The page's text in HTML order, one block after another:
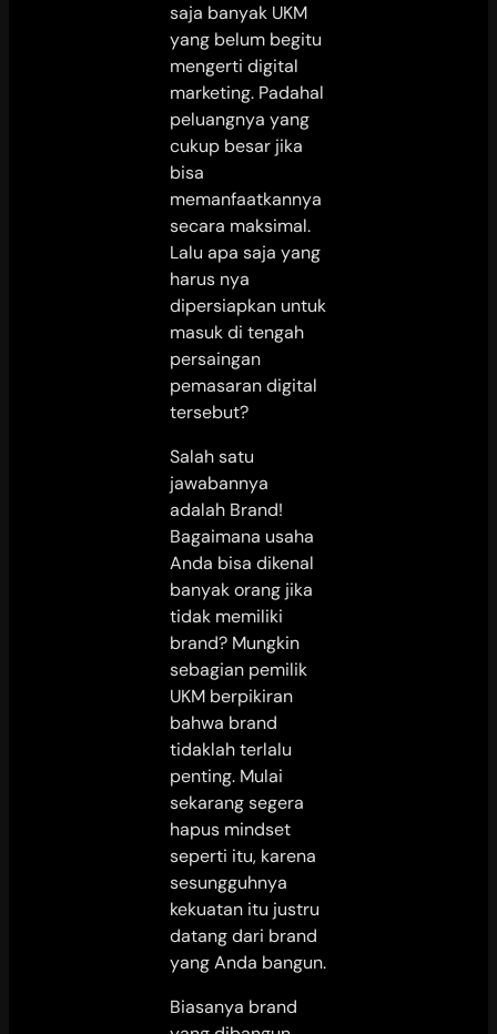
saja banyak UKM
yang belum begitu
mengerti digital
marketing. Padahal
peluangnya yang
cukup besar jika
bisa
memanfaatkannya
secara maksimal.
Lalu apa saja yang
harus nya
dipersiapkan untuk
masuk di tengah
persaingan
pemasaran digital
tersebut?
Salah satu
jawabannya
adalah Brand!
Bagaimana usaha
Anda bisa dikenal
banyak orang jika
tidak memiliki
brand? Mungkin
sebagian pemilik
UKM berpikiran
bahwa brand
tidaklah terlalu
penting. Mulai
sekarang segera
hapus mindset
seperti itu, karena
sesungguhnya
kekuatan itu justru
datang dari brand
yang Anda bangun.
Biasanya brand